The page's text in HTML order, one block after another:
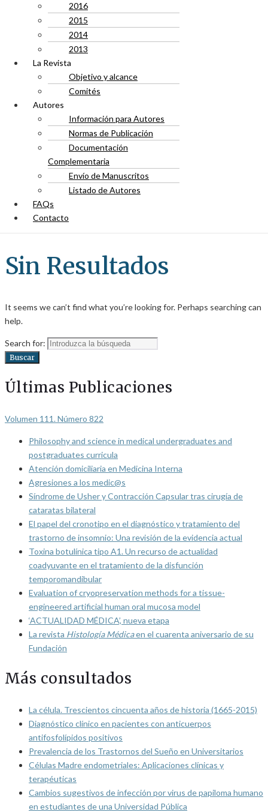
2016
2015
2014
2013
La Revista
Objetivo y alcance
Comités
Autores
Información para Autores
Normas de Publicación
Documentación
Complementaria
Envío de Manuscritos
Listado de Autores
FAQs
Contacto
Sin Resultados
It seems we can’t find what you’re looking for. Perhaps searching can
help.
Search for:
Buscar
Últimas Publicaciones
Volumen 111. Número 822
Philosophy and science in medical undergraduates and
postgraduates curricula
Atención domiciliaria en Medicina Interna
Agresiones a los medic@s
Síndrome de Usher y Contracción Capsular tras cirugía de
cataratas bilateral
El papel del cronotipo en el diagnóstico y tratamiento del
trastorno de insomnio: Una revisión de la evidencia actual
Toxina botulínica tipo A1. Un recurso de actualidad
coadyuvante en el tratamiento de la disfunción
temporomandibular
Evaluation of cryopreservation methods for a tissue-
engineered artificial human oral mucosa model
‘ACTUALIDAD MÉDICA’, nueva etapa
La revista Histología Médicaen el cuarenta aniversario de su
Fundación
Más consultados
La célula. Trescientos cincuenta años de historia (1665-2015)
Diagnóstico clínico en pacientes con anticuerpos
antifosfolípidos positivos
Prevalencia de los Trastornos del Sueño en Universitarios
Células Madre endometriales: Aplicaciones clínicas y
terapéuticas
Cambios sugestivos de infección por virus de papiloma humano
en estudiantes de una Universidad Pública